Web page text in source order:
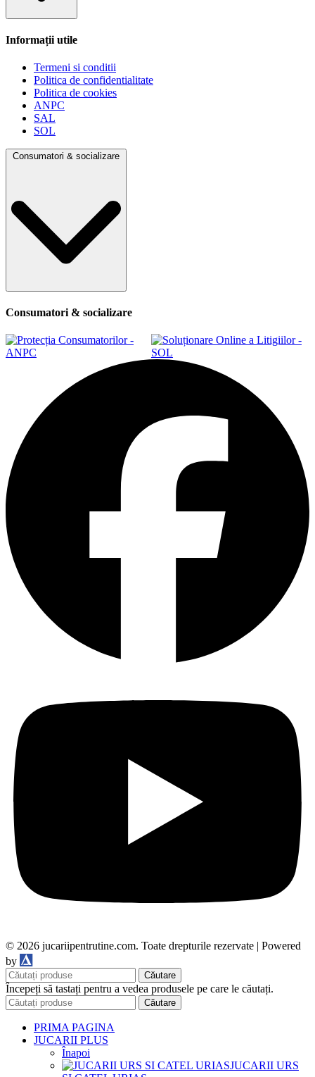
Informații utile
Termeni si conditii
Politica de confidentialitate
Politica de cookies
ANPC
SAL
SOL
Consumatori & socializare
Consumatori & socializare
© 2026 jucariipentrutine.com. Toate drepturile rezervate | Powered
by
Căutare
Începeți să tastați pentru a vedea produsele pe care le căutați.
Căutare
PRIMA PAGINA
JUCARII PLUS
Înapoi
JUCARII URS